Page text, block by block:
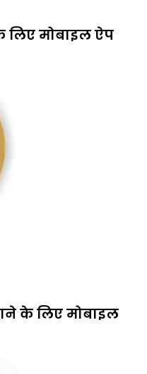
लिए मोबाइल ऐप
के लिए मोबाइल